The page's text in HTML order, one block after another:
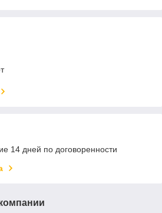
14 дней по договоренности